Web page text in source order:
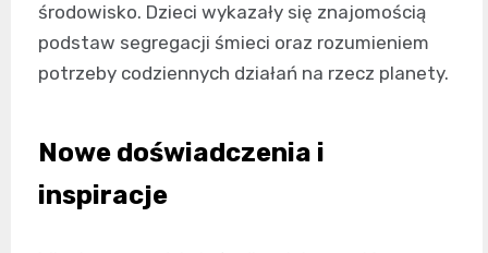
środowisko. Dzieci wykazały się znajomością
podstaw segregacji śmieci oraz rozumieniem
potrzeby codziennych działań na rzecz planety.
Nowe doświadczenia i
inspiracje